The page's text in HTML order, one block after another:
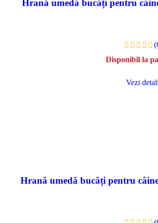
Hrană umedă bucăți pentru
Disponibil la
Vezi
Hrană umedă bucăți pentru